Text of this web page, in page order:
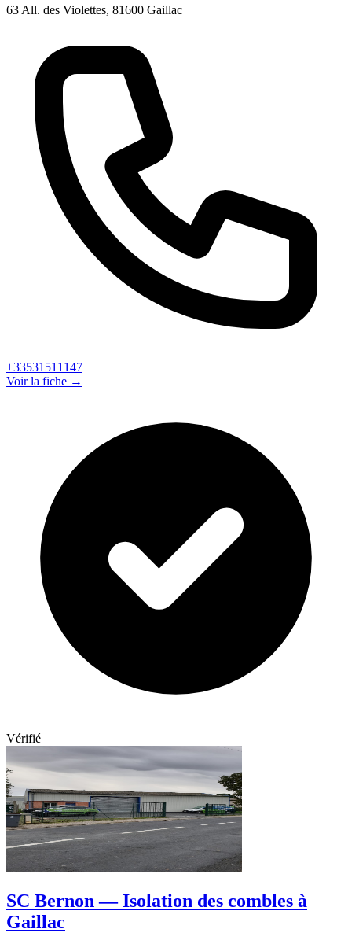
63 All. des Violettes, 81600 Gaillac
+33531511147
Voir la fiche →
Vérifié
SC Bernon — Isolation des combles à
Gaillac